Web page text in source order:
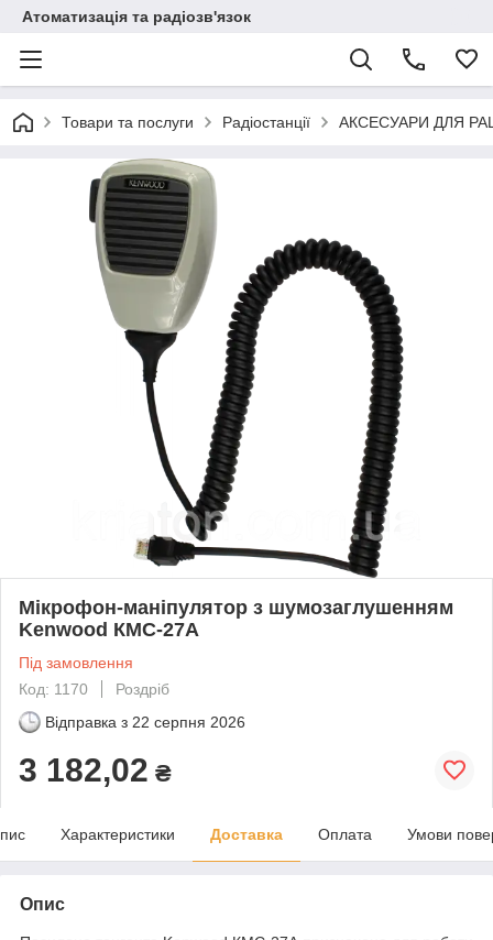
Атоматизація та радіозв'язок
Товари та послуги Радіостанції АКСЕСУАРИ ДЛЯ
Мікрофон-маніпулятор з шумозаглушенням
Kenwood КМС-27А
Під замовлення
Код: 1170
Роздріб
Відправка з 22 серпня 2026
3 182,02 ₴
Характеристики Доставка Оплата Умови
Опис